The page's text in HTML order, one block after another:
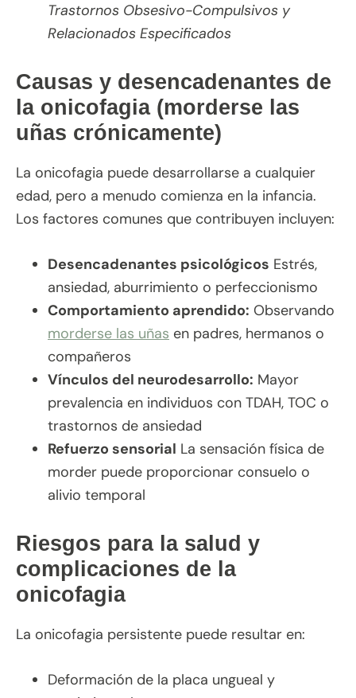
Trastornos Obsesivo-Compulsivos y
Relacionados Especificados
Causas y desencadenantes de
la onicofagia (morderse las
uñas crónicamente)
La onicofagia puede desarrollarse a cualquier
edad, pero a menudo comienza en la infancia.
Los factores comunes que contribuyen incluyen:
Desencadenantes psicológicos Estrés,
ansiedad, aburrimiento o perfeccionismo
Comportamiento aprendido: Observando
morderse las uñas en padres, hermanos o
compañeros
Vínculos del neurodesarrollo: Mayor
prevalencia en individuos con TDAH, TOC o
trastornos de ansiedad
Refuerzo sensorial La sensación física de
morder puede proporcionar consuelo o
alivio temporal
Riesgos para la salud y
complicaciones de la
onicofagia
La onicofagia persistente puede resultar en:
Deformación de la placa ungueal y